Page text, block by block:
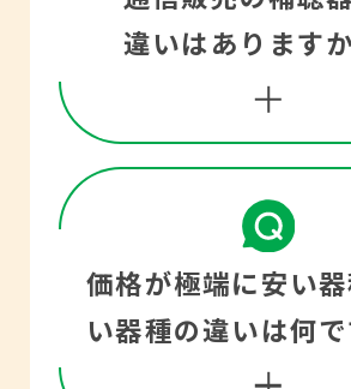
自治会の会合など
らの方向から話し
れたのかがわかり
く、また後ろか
車、自転車の音に
きやすくなるため
時も安心です。
り話しかけること
です。大きな声で
けると、音が割
聞き取りづらいこ
認可が下りている
言い、そうでない
集音器と言いま
器は大きな音で
ないよう調整でき
がついています。
違いはあります
どちらも医療機器
の認可が下りてお
質に差はありませ
価格が極端に安い
い器種の違いは何で